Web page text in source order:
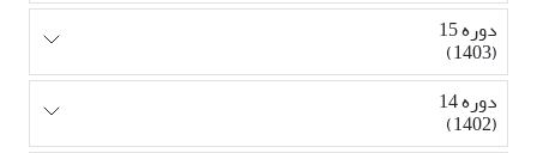
دوره 15
(1403)
دوره 14
(1402)